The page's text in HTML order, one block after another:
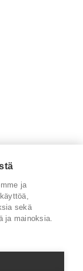
ja
sekä
ja mainoksia.